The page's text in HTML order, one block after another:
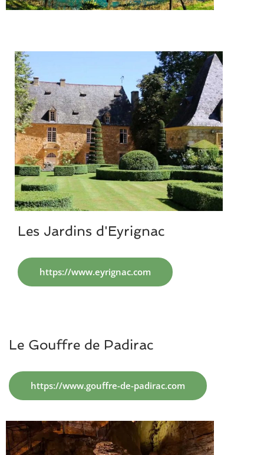
Les Jardins d'Eyrignac
https://www.eyrignac.com
Le Gouffre de Padirac
https://www.gouffre-de-padirac.com